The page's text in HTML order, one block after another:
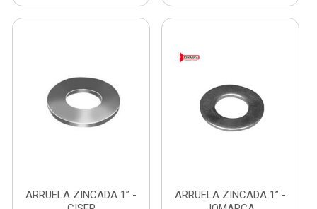
ARRUELA ZINCADA 1” -
ARRUELA ZINCADA 1” -